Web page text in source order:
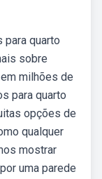
para quarto
sobre
milhões de
para quarto
opções de
qualquer
mostrar
uma parede